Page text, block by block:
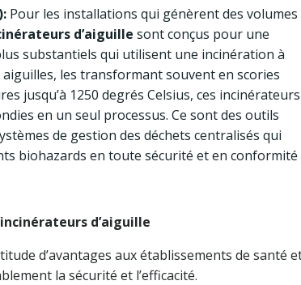
Pour les installations qui génèrent des volumes
d’aiguille sont conçus pour une
substantiels qui utilisent une incinération à
les transformant souvent en scories
jusqu’à 1250 degrés Celsius, ces incinérateurs
en un seul processus. Ce sont des outils
de gestion des déchets centralisés qui
biohazards en toute sécurité et en conformité
d’aiguille
d’avantages aux établissements de santé
la sécurité et l’efficacité.